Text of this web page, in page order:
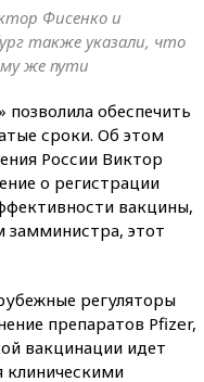
Фисенко и
также указали, что
же пути
обеспечить
сроки. Об этом
России Виктор
о регистрации
вакцины,
замминистра, этот
регуляторы
препаратов Pfizer,
вакцинации идет